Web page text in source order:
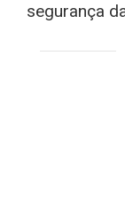
segurança